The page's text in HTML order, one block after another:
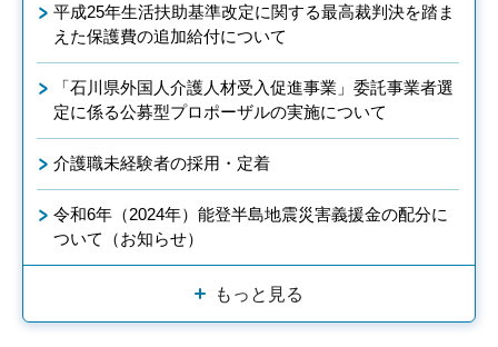
平成25年生活扶助基準改定に関する最高裁判決を踏ま
えた保護費の追加給付について
「石川県外国人介護人材受入促進事業」委託事業者選
定に係る公募型プロポーザルの実施について
介護職未経験者の採用・定着
令和6年（2024年）能登半島地震災害義援金の配分に
ついて（お知らせ）
もっと見る